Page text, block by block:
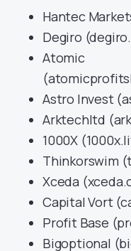
Hantec
Degiro
Atomic
Astro Invest
Arktechltd
1000X
Thinkorswim
Xceda
Capital Vort
Profit Base
Bigoptional